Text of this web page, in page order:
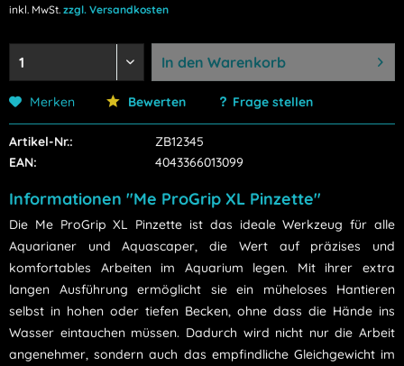
inkl. MwSt. zzgl. Versandkosten
In den Warenkorb
Merken Bewerten Frage stellen
Artikel-Nr.:
ZB12345
EAN:
4043366013099
Informationen "Me ProGrip XL Pinzette"
Die Me ProGrip XL Pinzette ist das ideale Werkzeug für alle
Aquarianer und Aquascaper, die Wert auf präzises und
komfortables Arbeiten im Aquarium legen. Mit ihrer extra
langen Ausführung ermöglicht sie ein müheloses Hantieren
selbst in hohen oder tiefen Becken, ohne dass die Hände ins
Wasser eintauchen müssen. Dadurch wird nicht nur die Arbeit
angenehmer, sondern auch das empfindliche Gleichgewicht im